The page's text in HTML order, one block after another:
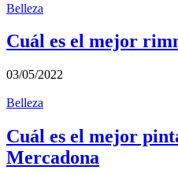
Belleza
Cuál es el mejor
03/05/2022
Belleza
Cuál es el mejor
Mercadona